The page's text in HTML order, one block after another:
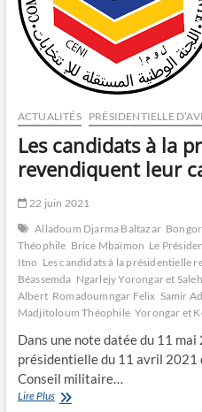
ACTUALITÉS PRÉSIDENTIELLE
Les candidats à la
revendiquent leur
22 juin 2021
Alladoum Djarma Baltazar
Théophile Brice Mbaïmon Le
Itno Les candidats à la présidentielle
Béassemda Ngarlejy Yorongar et
Albert Romadoumngar Felix Samir
Madjitoloum Théophile Yorongar et
Dans une note datée du 11
présidentielle du 11 avril 2021
Conseil militaire…
Lire PlusLes